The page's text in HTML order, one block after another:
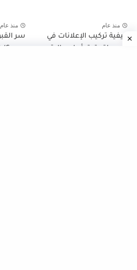
منذ عام
كيفية تركيب الإعلانات في
منذ عام